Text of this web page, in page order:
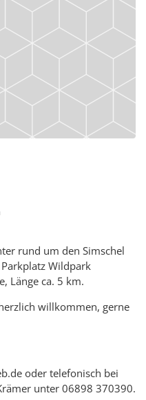
rund um den Simschel
Wildpark
Länge ca. 5 km.
willkommen, gerne
oder telefonisch bei
unter 06898 370390.